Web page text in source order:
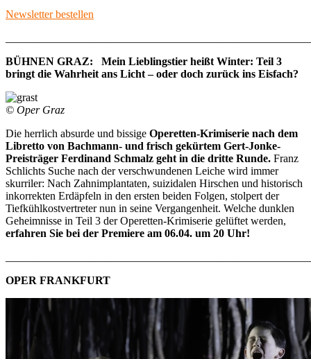
Newsletter bestellen
BÜHNEN GRAZ: Mein Lieblingstier heißt Winter: Teil 3
bringt die Wahrheit ans Licht – oder doch zurück ins Eisfach?
© Oper Graz
Die herrlich absurde und bissige Operetten-Krimiserie nach dem
Libretto von Bachmann- und frisch gekürtem Gert-Jonke-
Preisträger Ferdinand Schmalz geht in die dritte Runde. Franz
Schlichts Suche nach der verschwundenen Leiche wird immer
skurriler: Nach Zahnimplantaten, suizidalen Hirschen und historisch
inkorrekten Erdäpfeln in den ersten beiden Folgen, stolpert der
Tiefkühlkostvertreter nun in seine Vergangenheit. Welche dunklen
Geheimnisse in Teil 3 der Operetten-Krimiserie gelüftet werden,
erfahren Sie bei der Premiere am 06.04. um 20 Uhr!
OPER FRANKFURT